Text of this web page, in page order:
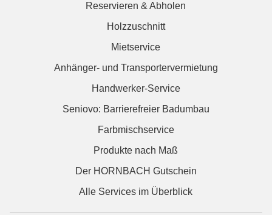
Reservieren & Abholen
Holzzuschnitt
Mietservice
Anhänger- und Transportervermietung
Handwerker-Service
Seniovo: Barrierefreier Badumbau
Farbmischservice
Produkte nach Maß
Der HORNBACH Gutschein
Alle Services im Überblick